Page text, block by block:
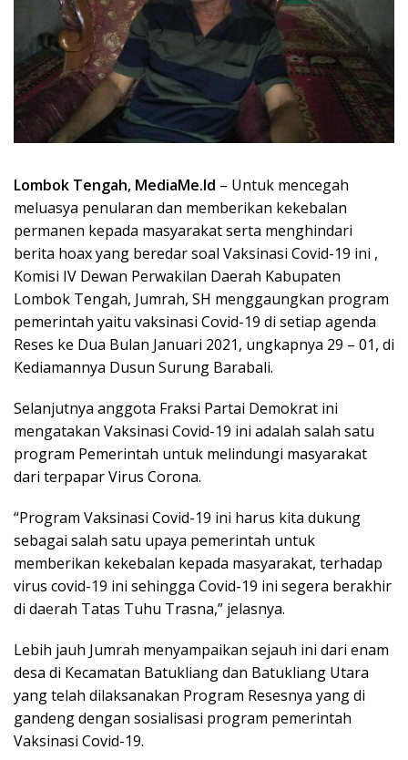
Lombok Tengah, MediaMe.Id – Untuk mencegah
meluasya penularan dan memberikan kekebalan
permanen kepada masyarakat serta menghindari
berita hoax yang beredar soal Vaksinasi Covid-19 ini ,
Komisi IV Dewan Perwakilan Daerah Kabupaten
Lombok Tengah, Jumrah, SH menggaungkan program
pemerintah yaitu vaksinasi Covid-19 di setiap agenda
Reses ke Dua Bulan Januari 2021, ungkapnya 29 – 01, di
Kediamannya Dusun Surung Barabali.
Selanjutnya anggota Fraksi Partai Demokrat ini
mengatakan Vaksinasi Covid-19 ini adalah salah satu
program Pemerintah untuk melindungi masyarakat
dari terpapar Virus Corona.
“Program Vaksinasi Covid-19 ini harus kita dukung
sebagai salah satu upaya pemerintah untuk
memberikan kekebalan kepada masyarakat, terhadap
virus covid-19 ini sehingga Covid-19 ini segera berakhir
di daerah Tatas Tuhu Trasna,” jelasnya.
Lebih jauh Jumrah menyampaikan sejauh ini dari enam
desa di Kecamatan Batukliang dan Batukliang Utara
yang telah dilaksanakan Program Resesnya yang di
gandeng dengan sosialisasi program pemerintah
Vaksinasi Covid-19.